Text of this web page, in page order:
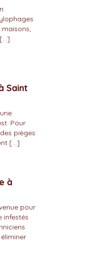
Saint
Pour
pièges
[…]
à
pour
infestés